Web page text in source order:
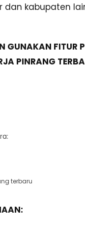
dan kabupaten
GUNAKAN FITUR
PINRANG
terbaru